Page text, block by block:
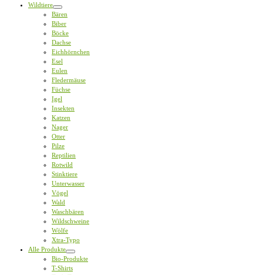
Wildtiere
Bären
Biber
Böcke
Dachse
Eichhörnchen
Esel
Eulen
Fledermäuse
Füchse
Igel
Insekten
Katzen
Nager
Otter
Pilze
Reptilien
Rotwild
Stinktiere
Unterwasser
Vögel
Wald
Waschbären
Wildschweine
Wölfe
Xtra-Typo
Alle Produkte
Bio-Produkte
T-Shirts